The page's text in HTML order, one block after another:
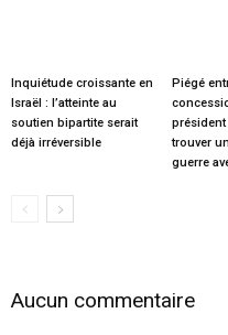
Inquiétude croissante en
Israël : l’atteinte au
soutien bipartite serait
déjà irréversible
Piégé
président
trouver
guerre
Aucun commentaire